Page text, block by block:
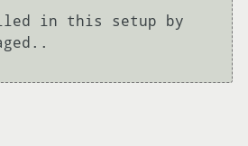
in this setup by